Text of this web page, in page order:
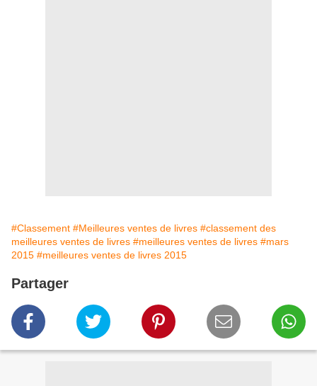
#Classement #Meilleures ventes de livres #classement des
meilleures ventes de livres #meilleures ventes de livres #mars
2015 #meilleures ventes de livres 2015
Partager